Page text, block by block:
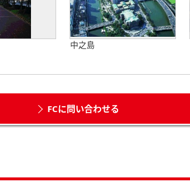
中之島
FCに問い合わせる